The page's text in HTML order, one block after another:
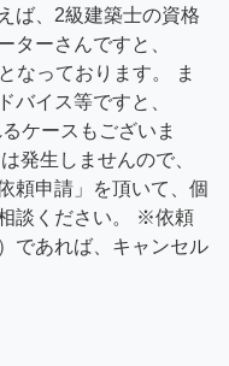
ば、2級建築士の資格
ターさんですと、
なっております。 ま
バイス等ですと、
ケースもございま
発生しませんので、
頼申請」を頂いて、個
談ください。 ※依頼
であれば、キャンセル